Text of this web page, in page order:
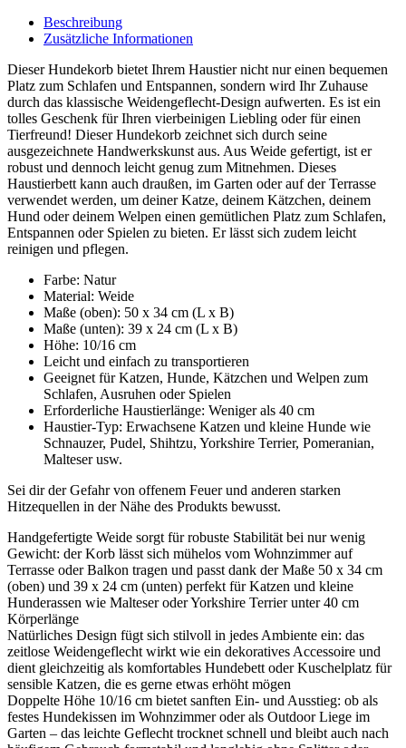
Beschreibung
Zusätzliche Informationen
Dieser Hundekorb bietet Ihrem Haustier nicht nur einen bequemen
Platz zum Schlafen und Entspannen, sondern wird Ihr Zuhause
durch das klassische Weidengeflecht-Design aufwerten. Es ist ein
tolles Geschenk für Ihren vierbeinigen Liebling oder für einen
Tierfreund! Dieser Hundekorb zeichnet sich durch seine
ausgezeichnete Handwerkskunst aus. Aus Weide gefertigt, ist er
robust und dennoch leicht genug zum Mitnehmen. Dieses
Haustierbett kann auch draußen, im Garten oder auf der Terrasse
verwendet werden, um deiner Katze, deinem Kätzchen, deinem
Hund oder deinem Welpen einen gemütlichen Platz zum Schlafen,
Entspannen oder Spielen zu bieten. Er lässt sich zudem leicht
reinigen und pflegen.
Farbe: Natur
Material: Weide
Maße (oben): 50 x 34 cm (L x B)
Maße (unten): 39 x 24 cm (L x B)
Höhe: 10/16 cm
Leicht und einfach zu transportieren
Geeignet für Katzen, Hunde, Kätzchen und Welpen zum
Schlafen, Ausruhen oder Spielen
Erforderliche Haustierlänge: Weniger als 40 cm
Haustier-Typ: Erwachsene Katzen und kleine Hunde wie
Schnauzer, Pudel, Shihtzu, Yorkshire Terrier, Pomeranian,
Malteser usw.
Sei dir der Gefahr von offenem Feuer und anderen starken
Hitzequellen in der Nähe des Produkts bewusst.
Handgefertigte Weide sorgt für robuste Stabilität bei nur wenig
Gewicht: der Korb lässt sich mühelos vom Wohnzimmer auf
Terrasse oder Balkon tragen und passt dank der Maße 50 x 34 cm
(oben) und 39 x 24 cm (unten) perfekt für Katzen und kleine
Hunderassen wie Malteser oder Yorkshire Terrier unter 40 cm
Körperlänge
Natürliches Design fügt sich stilvoll in jedes Ambiente ein: das
zeitlose Weidengeflecht wirkt wie ein dekoratives Accessoire und
dient gleichzeitig als komfortables Hundebett oder Kuschelplatz für
sensible Katzen, die es gerne etwas erhöht mögen
Doppelte Höhe 10/16 cm bietet sanften Ein- und Ausstieg: ob als
festes Hundekissen im Wohnzimmer oder als Outdoor Liege im
Garten – das leichte Geflecht trocknet schnell und bleibt auch nach